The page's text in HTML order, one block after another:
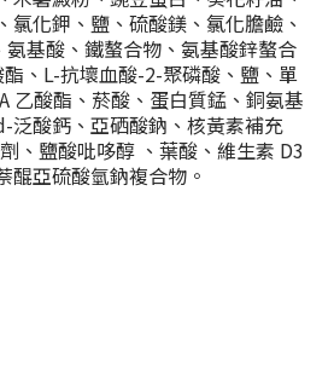
氯化鉀、鹽、硫酸鎂、氯化膽鹼、
基酸、 鐵螯合物、氨基酸鋅螯合
、L-抗壞血酸-2-聚磷酸、 鹽、單
乙酸酯、菸酸、蛋白質錳、銅氨基
泛酸鈣、亞硒酸鈉、核黃素補充
劑、鹽酸吡哆醇 、葉酸、維生素 D3
醌亞硫酸氫鈉複合物。